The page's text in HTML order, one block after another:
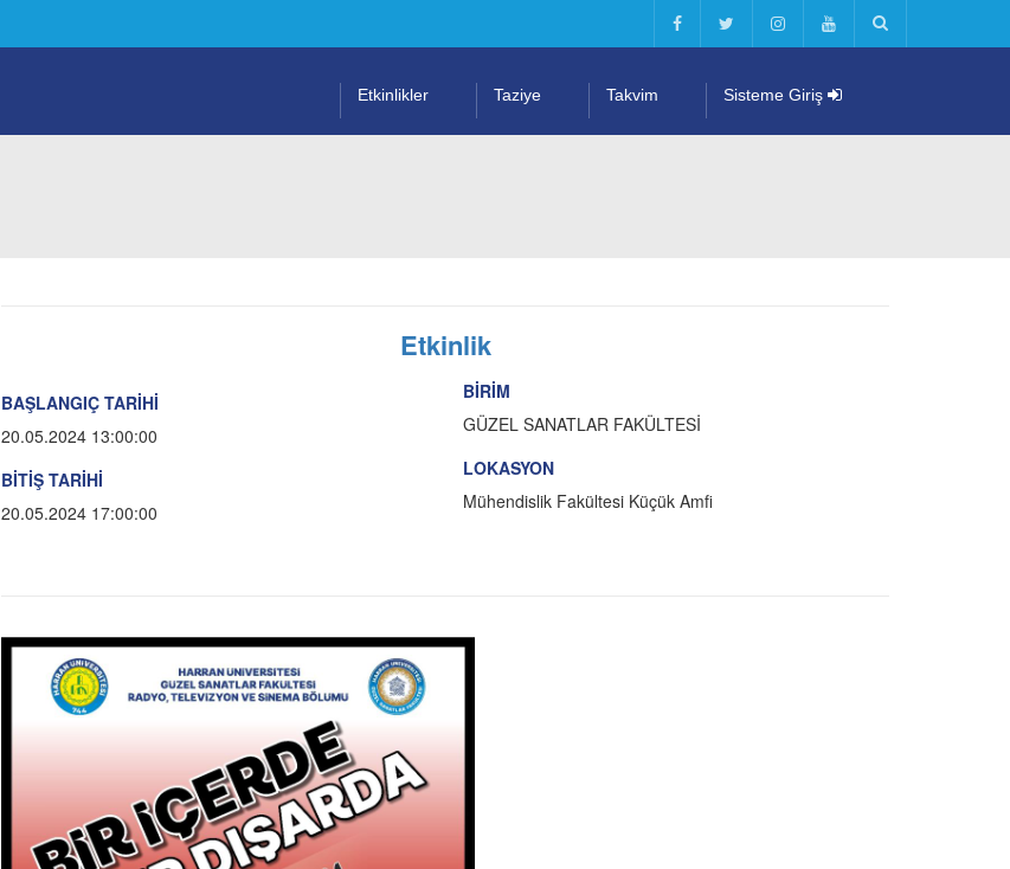
Etkinlikler Taziye Takvim Sisteme Giriş
Etkinlik
BAŞLANGIÇ TARİHİ
20.05.2024 13:00:00
BİTİŞ TARİHİ
20.05.2024 17:00:00
BİRİM
GÜZEL SANATLAR FAKÜLTESİ
LOKASYON
Mühendislik Fakültesi Küçük Amfi